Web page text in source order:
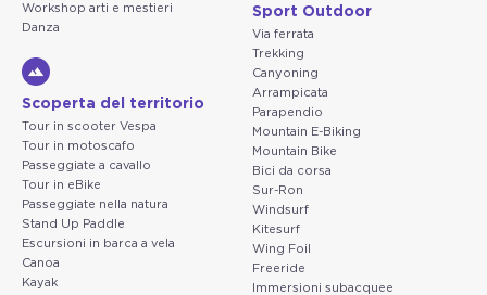
Workshop arti e mestieri
Danza
Scoperta del territorio
Tour in scooter Vespa
Tour in motoscafo
Passeggiate a cavallo
Tour in eBike
Passeggiate nella natura
Stand Up Paddle
Escursioni in barca a vela
Canoa
Kayak
Sport Outdoor
Via ferrata
Trekking
Canyoning
Arrampicata
Parapendio
Mountain E-Biking
Mountain Bike
Bici da corsa
Sur-Ron
Windsurf
Kitesurf
Wing Foil
Freeride
Immersioni subacquee